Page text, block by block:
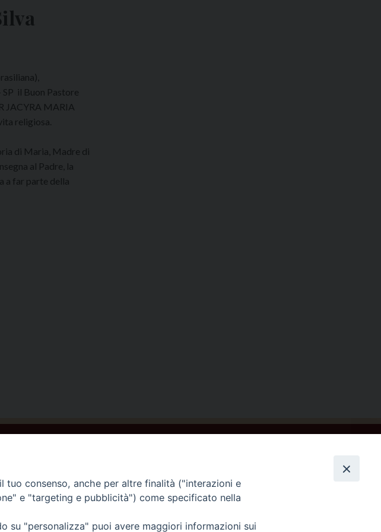
SP il Buon Pastore
JACYRA MARIA
religiosa.
di Maria, Madre di
al Padre, la
a far parte della
consenso, anche per altre finalità ("interazioni e
e "targeting e pubblicità") come specificato nella
su "personalizza" puoi avere maggiori informazioni sui